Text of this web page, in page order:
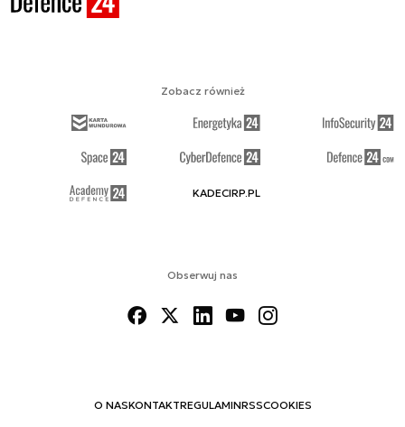
Obserwuj nas
O NASKONTAKTREGULAMINRSSCOOKIES
Zobacz również
KADECIRP.PL